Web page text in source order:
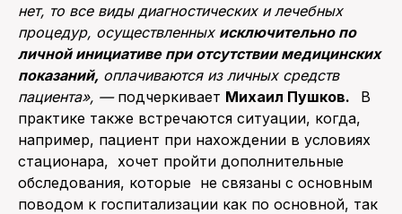
нет, то все виды диагностических и лечебных
процедур, осуществленных исключительно по
личной инициативе при отсутствии медицинских
показаний, оплачиваются из личных средств
пациента», — подчеркивает Михаил Пушков. В
практике также встречаются ситуации, когда,
например, пациент при нахождении в условиях
стационара, хочет пройти дополнительные
обследования, которые не связаны с основным
поводом к госпитализации как по основной, так